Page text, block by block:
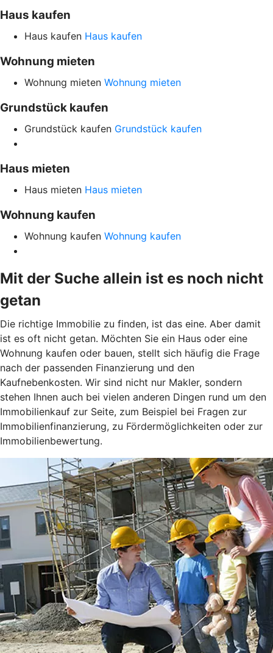
Haus kaufen
Haus kaufen Haus kaufen
Wohnung mieten
Wohnung mieten Wohnung mieten
Grundstück kaufen
Grundstück kaufen Grundstück kaufen
Haus mieten
Haus mieten Haus mieten
Wohnung kaufen
Wohnung kaufen Wohnung kaufen
Mit der Suche allein ist es noch nicht
getan
Die richtige Immobilie zu finden, ist das eine. Aber damit
ist es oft nicht getan. Möchten Sie ein Haus oder eine
Wohnung kaufen oder bauen, stellt sich häufig die Frage
nach der passenden Finanzierung und den
Kaufnebenkosten. Wir sind nicht nur Makler, sondern
stehen Ihnen auch bei vielen anderen Dingen rund um den
Immobilienkauf zur Seite, zum Beispiel bei Fragen zur
Immobilienfinanzierung, zu Fördermöglichkeiten oder zur
Immobilienbewertung.